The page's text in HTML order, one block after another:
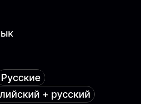
Русские
+ русский